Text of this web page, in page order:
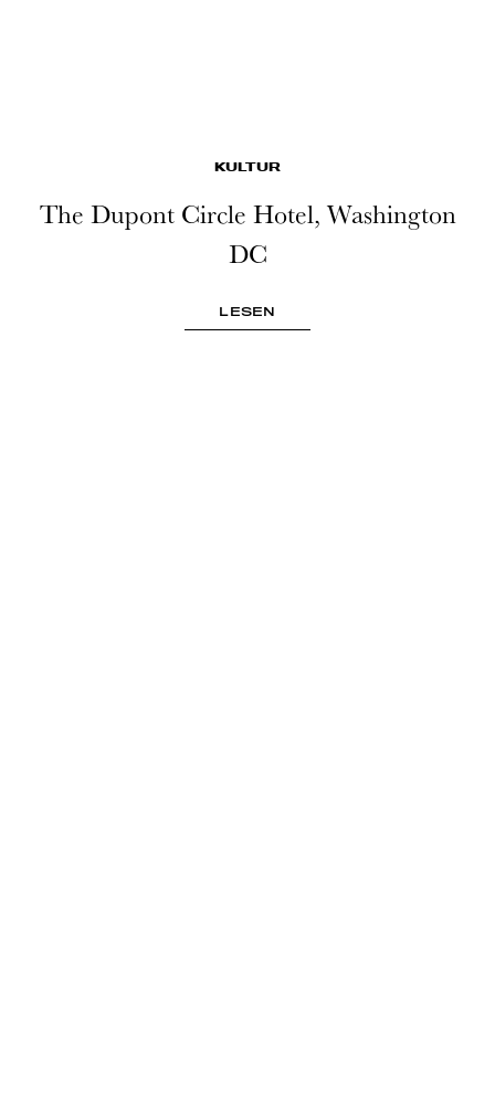
KULTUR
The Dupont Circle Hotel, Washington
DC
LESEN